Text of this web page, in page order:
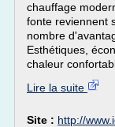
chauffage
fonte reviennent
nombre
Esthétiques,
chaleur
Lire la suite
Site : http://